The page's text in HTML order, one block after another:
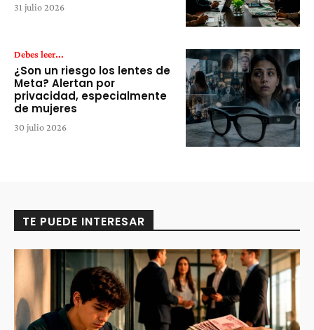
31 julio 2026
Debes leer...
¿Son un riesgo los lentes de
Meta? Alertan por
privacidad, especialmente
de mujeres
30 julio 2026
TE PUEDE INTERESAR